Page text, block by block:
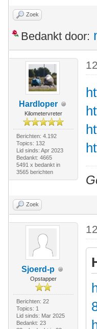
Zoek
Bedankt door:
Hardloper
Kilometervreter
Berichten: 4.192
Topics: 132
Lid sinds: Apr 2023
Bedankt: 4665
5491 x bedankt in
3565 berichten
Zoek
Sjoerd-p
Opstapper
Berichten: 22
Topics: 1
Lid sinds: Mar 2025
Bedankt: 23